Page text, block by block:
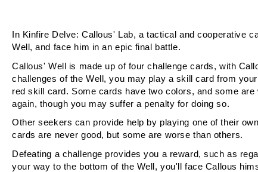
In Kinfire Delve: Callous' Lab, a tactical and cooperative
Well, and face him in an epic final battle.
Callous' Well is made up of four challenge cards, with
challenges of the Well, you may play a skill card from
red skill card. Some cards have two colors, and some
again, though you may suffer a penalty for doing so.
Other seekers can provide help by playing one of their
cards are never good, but some are worse than others.
Defeating a challenge provides you a reward, such as
your way to the bottom of the Well, you'll face Callous